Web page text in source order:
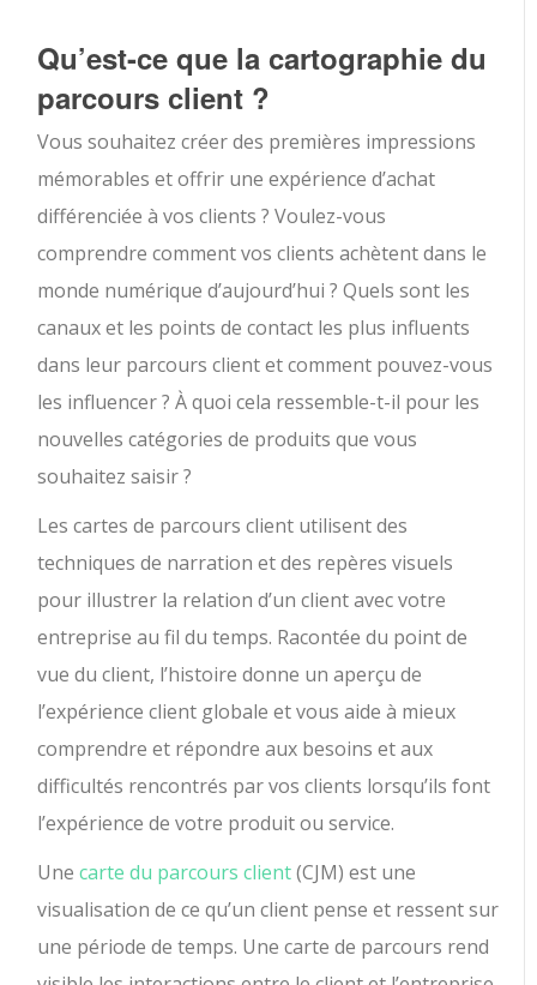
Qu’est-ce que la cartographie du
parcours client ?
Vous souhaitez créer des premières impressions
mémorables et offrir une expérience d’achat
différenciée à vos clients ? Voulez-vous
comprendre comment vos clients achètent dans le
monde numérique d’aujourd’hui ? Quels sont les
canaux et les points de contact les plus influents
dans leur parcours client et comment pouvez-vous
les influencer ? À quoi cela ressemble-t-il pour les
nouvelles catégories de produits que vous
souhaitez saisir ?
Les cartes de parcours client utilisent des
techniques de narration et des repères visuels
pour illustrer la relation d’un client avec votre
entreprise au fil du temps. Racontée du point de
vue du client, l’histoire donne un aperçu de
l’expérience client globale et vous aide à mieux
comprendre et répondre aux besoins et aux
difficultés rencontrés par vos clients lorsqu’ils font
l’expérience de votre produit ou service.
Unecarte du parcours client(CJM) est une
visualisation de ce qu’un client pense et ressent sur
une période de temps. Une carte de parcours rend